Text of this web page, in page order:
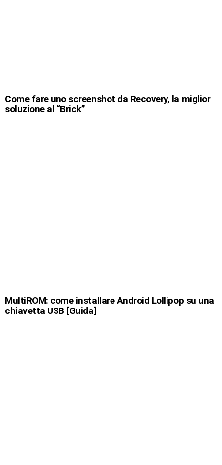
Come fare uno screenshot da Recovery, la miglior
soluzione al “Brick”
MultiROM: come installare Android Lollipop su una
chiavetta USB [Guida]